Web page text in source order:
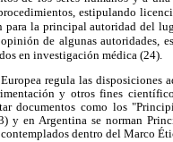
estipulando
la principal autoridad del
de algunas autoridades,
en investigación médica (24).
regula las disposiciones
y otros fines
documentos como los
y en Argentina se norman
dentro del Marco